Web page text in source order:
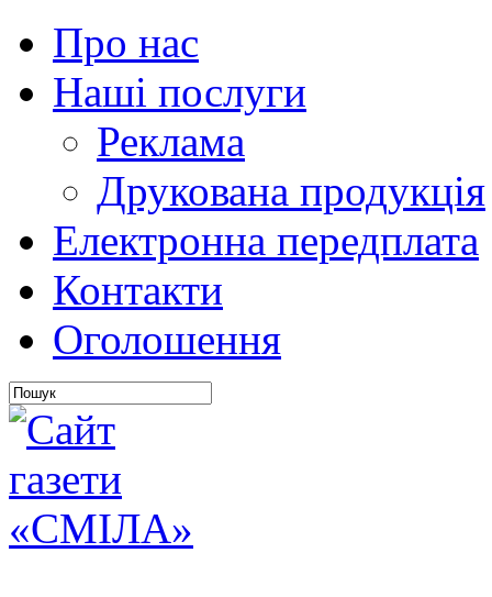
Про нас
Наші послуги
Реклама
Друкована продукція
Електронна передплата
Контакти
Оголошення